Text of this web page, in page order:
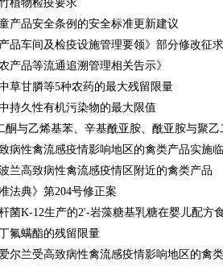
植物检疫要求
产品安全条例的安全标准更新建议
品车间及检疫设施管理要领》部分修改征
产品等流通追溯管理相关告示》
草甘膦等5种农药的最大残留限量
持久性有机污染物的最大限值
酮与乙烯基苯、辛基酰亚胺、酰亚胺与聚
病性禽流感疫情影响地区的禽类产品实施
兰高致病性禽流感疫情区附近的禽类产品
法典》第204号修正案
菌K-12生产的2'-岩藻糖基乳糖在婴儿配方
氟螨酯的残留限量
尔兰受高致病性禽流感疫情影响地区的禽